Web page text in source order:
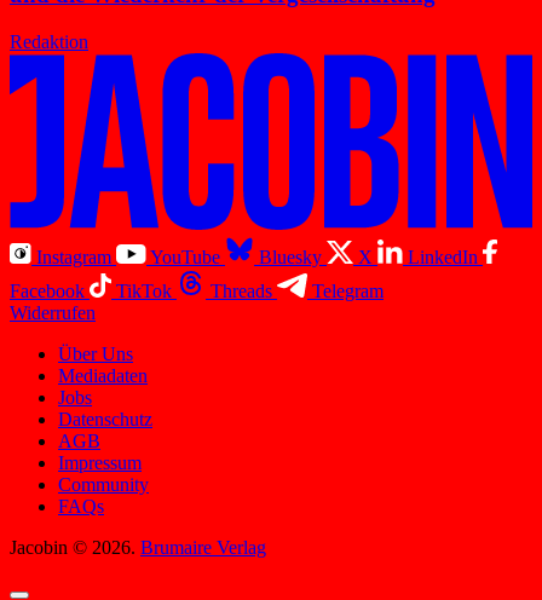
Redaktion
Instagram YouTube Bluesky X
LinkedIn
Facebook
TikTok Threads
Telegram
Widerrufen
Über Uns
Mediadaten
Jobs
Datenschutz
AGB
Impressum
Community
FAQs
Jacobin © 2026. Brumaire Verlag